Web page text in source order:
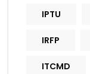
IPTU
IRFP
ITCMD